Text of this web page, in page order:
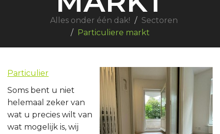
Alles onder één dak!
Sectoren
Particuliere markt
Particulier
Soms bent u niet
helemaal zeker van
wat u precies wilt van
wat mogelijk is, wij